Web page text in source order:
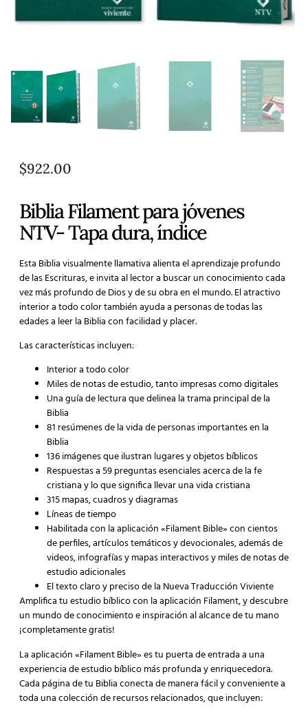
$922.00
Biblia Filament para jóvenes
NTV- Tapa dura, índice
Esta Biblia visualmente llamativa alienta el aprendizaje profundo
de las Escrituras, e invita al lector a buscar un conocimiento cada
vez más profundo de Dios y de su obra en el mundo. El atractivo
interior a todo color también ayuda a personas de todas las
edades a leer la Biblia con facilidad y placer.
Las características incluyen:
Interior a todo color
Miles de notas de estudio, tanto impresas como digitales
Una guía de lectura que delinea la trama principal de la
Biblia
81 resúmenes de la vida de personas importantes en la
Biblia
136 imágenes que ilustran lugares y objetos bíblicos
Respuestas a 59 preguntas esenciales acerca de la fe
cristiana y lo que significa llevar una vida cristiana
315 mapas, cuadros y diagramas
Líneas de tiempo
Habilitada con la aplicación «Filament Bible» con cientos
de perfiles, artículos temáticos y devocionales, además de
videos, infografías y mapas interactivos y miles de notas de
estudio adicionales
El texto claro y preciso de la Nueva Traducción Viviente
Amplificatu estudio bíblico con la aplicación Filament, y descubre
un mundo de conocimiento e inspiración al alcance de tu mano
¡completamente gratis!
La aplicación «Filament Bible» es tu puerta de entrada a una
experiencia de estudio bíblico más profunda y enriquecedora.
Cada página de tu Biblia conecta de manera fácil y conveniente a
toda una colección de recursos relacionados, que incluyen: